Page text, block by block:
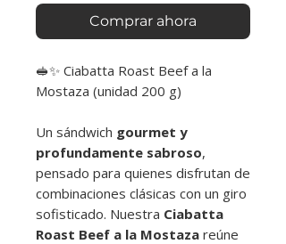
Comprar ahora
🥪✨ Ciabatta Roast Beef a la
Mostaza (unidad 200 g)
Un sándwich gourmet y
profundamente sabroso,
pensado para quienes disfrutan de
combinaciones clásicas con un giro
sofisticado. Nuestra Ciabatta
Roast Beef a la Mostaza reúne